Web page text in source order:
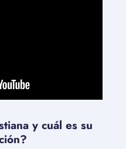
y cuál es su